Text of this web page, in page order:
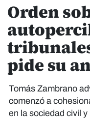
Orden
pide su
​Tomás Zambrano
comenzó a
en la sociedad civil